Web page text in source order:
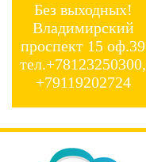
Без выходных!
Владимирский
проспект 15 оф.39
тел.+78123250300,
+79119202724